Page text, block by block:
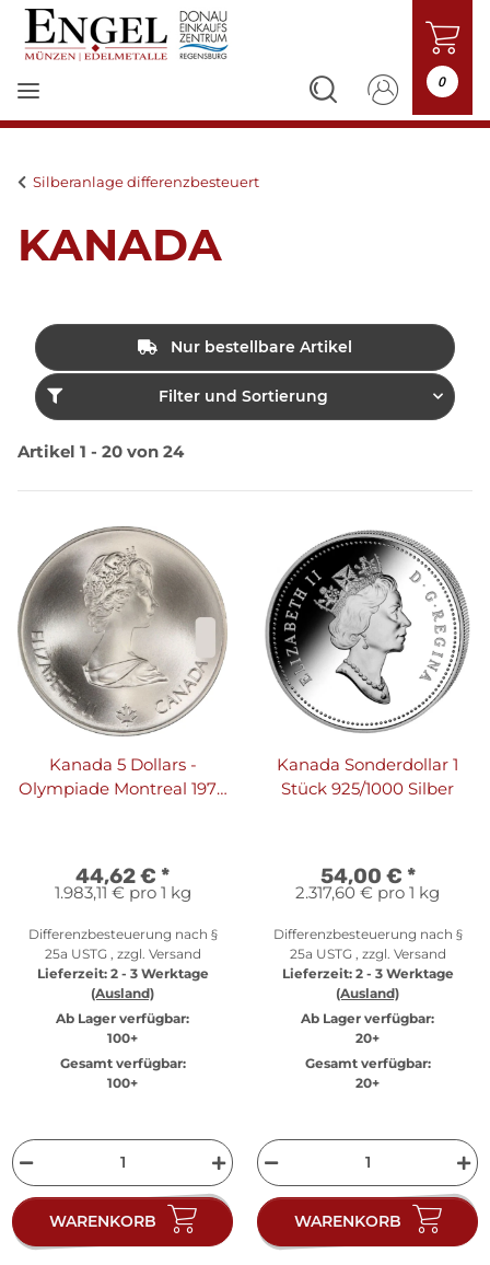
0
Silberanlage differenzbesteuert
KANADA
Nur bestellbare Artikel
Filter und Sortierung
Artikel 1 - 20 von 24
Kanada 5 Dollars -
Olympiade Montreal 1976
44,62 € *
1.983,11 € pro 1 kg
Differenzbesteuerung nach §
25a USTG , zzgl. Versand
Lieferzeit: 2 - 3 Werktage
(Ausland)
Ab Lager verfügbar:
100+
Gesamt verfügbar:
100+
WARENKORB
Kanada Sonderdollar 1
Stück 925/1000 Silber
54,00 € *
2.317,60 € pro 1 kg
Differenzbesteuerung nach §
25a USTG , zzgl. Versand
Lieferzeit: 2 - 3 Werktage
(Ausland)
Ab Lager verfügbar:
20+
Gesamt verfügbar:
20+
WARENKORB